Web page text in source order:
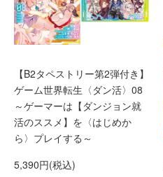
【B2タペストリー第2弾付き】
ゲーム世界転生〈ダン活〉08
～ゲーマーは【ダンジョン就
活のススメ】を〈はじめか
ら〉プレイする～
5,390円(税込)